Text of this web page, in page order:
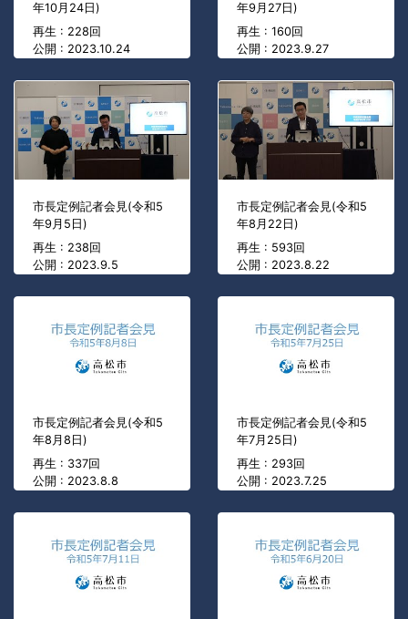
年10月24日)
再生 : 228回
公開 : 2023.10.24
年9月27日)
再生 : 160回
公開 : 2023.9.27
市長定例記者会見(令和5
年9月5日)
再生 : 238回
公開 : 2023.9.5
市長定例記者会見(令和5
年8月22日)
再生 : 593回
公開 : 2023.8.22
市長定例記者会見(令和5
年8月8日)
再生 : 337回
公開 : 2023.8.8
市長定例記者会見(令和5
年7月25日)
再生 : 293回
公開 : 2023.7.25